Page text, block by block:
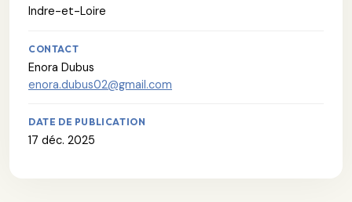
Indre-et-Loire
CONTACT
Enora Dubus
enora.dubus02@gmail.com
DATE DE PUBLICATION
17 déc. 2025